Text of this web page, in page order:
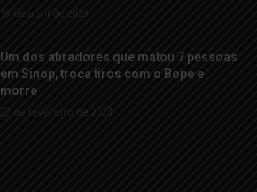
19 de abril de 2023
Um dos atiradores que matou 7 pessoas
em Sinop, troca tiros com o Bope e
morre
22 de fevereiro de 2023